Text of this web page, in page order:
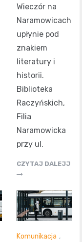
Wieczór na
Naramowicach
upłynie pod
znakiem
literatury i
historii.
Biblioteka
Raczyńskich,
Filia
Naramowicka
przy ul.
CZYTAJ DALEJJ
Komunikacja ,